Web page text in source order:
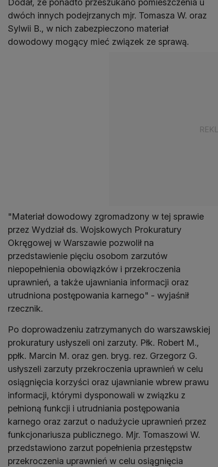
Dodał, że ponadto przeszukano pomieszczenia u
dwóch innych podejrzanych mjr. Tomasza W. oraz
Sylwii B., w nich zabezpieczono materiał
dowodowy mogący mieć związek ze sprawą.
"Materiał dowodowy zgromadzony w tej sprawie
przez Wydział ds. Wojskowych Prokuratury
Okręgowej w Warszawie pozwolił na
przedstawienie pięciu osobom zarzutów
niepopełnienia obowiązków i przekroczenia
uprawnień, a także ujawniania informacji oraz
utrudniona postępowania karnego" - wyjaśnił
rzecznik.
Po doprowadzeniu zatrzymanych do warszawskiej
prokuratury usłyszeli oni zarzuty. Płk. Robert M.,
ppłk. Marcin M. oraz gen. bryg. rez. Grzegorz G.
usłyszeli zarzuty przekroczenia uprawnień w celu
osiągnięcia korzyści oraz ujawnianie wbrew prawu
informacji, którymi dysponowali w związku z
pełnioną funkcji i utrudniania postępowania
karnego oraz zarzut o nadużycie uprawnień przez
funkcjonariusza publicznego. Mjr. Tomaszowi W.
przedstawiono zarzut popełnienia przestępstw
przekroczenia uprawnień w celu osiągnięcia